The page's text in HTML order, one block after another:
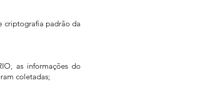
criptografia padrão da
as informações do
coletadas;